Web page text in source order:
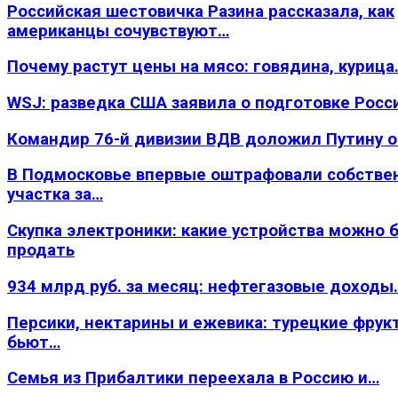
Российская шестовичка Разина рассказала, как
американцы сочувствуют…
Почему растут цены на мясо: говядина,
WSJ: разведка США заявила о подготовке
Командир 76-й дивизии ВДВ доложил Путину
В Подмосковье впервые оштрафовали
участка за…
Скупка электроники: какие устройства можно
продать
934 млрд руб. за месяц: нефтегазовые
Персики, нектарины и ежевика: турецкие
бьют…
Семья из Прибалтики переехала в Россию и…